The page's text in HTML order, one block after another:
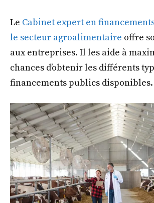
Le Cabinet expert en
le secteur agroalimentaire offre
aux entreprises. Il les aide à
chances d’obtenir les différents
financements publics disponibles.